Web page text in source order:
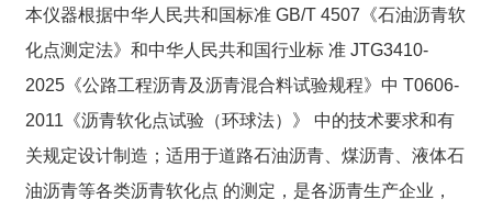
本仪器根据中华人民共和国标准 GB/T 4507《石油沥青软
化点测定法》和中华人民共和国行业标 准 JTG3410-
2025《公路工程沥青及沥青混合料试验规程》中 T0606-
2011《沥青软化点试验（环球法）》 中的技术要求和有
关规定设计制造；适用于道路石油沥青、煤沥青、液体石
油沥青等各类沥青软化点 的测定，是各沥青生产企业，